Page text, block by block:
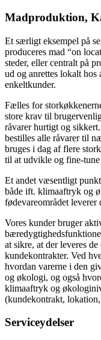
Madproduktion,
Et særligt eksempel på
produceres mad “on
steder, eller centralt på
ud og anrettes lokalt
enkeltkunder.
Fælles for
store krav til
råvarer hurtigt og
bestilles alle råvarer til
bruges i dag af flere
til at udvikle og fine-
Et andet væsentligt
både ift. klimaaftryk og
fødevareområdet leverer
Vores kunder bruger
at sikre, at der leveres
kundekontrakter. Ved
hvordan varerne i den
og økologi, og også
klimaaftryk og
(kundekontrakt,
Serviceydelser